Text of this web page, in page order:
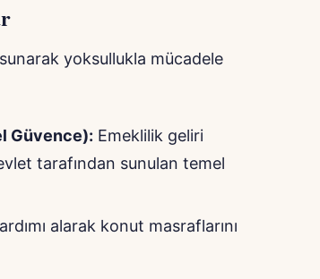
yoksullukla mücadele
Güvence): Emeklilik geliri
tarafından sunulan temel
alarak konut masraflarını